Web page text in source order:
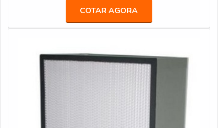
COTAR AGORA